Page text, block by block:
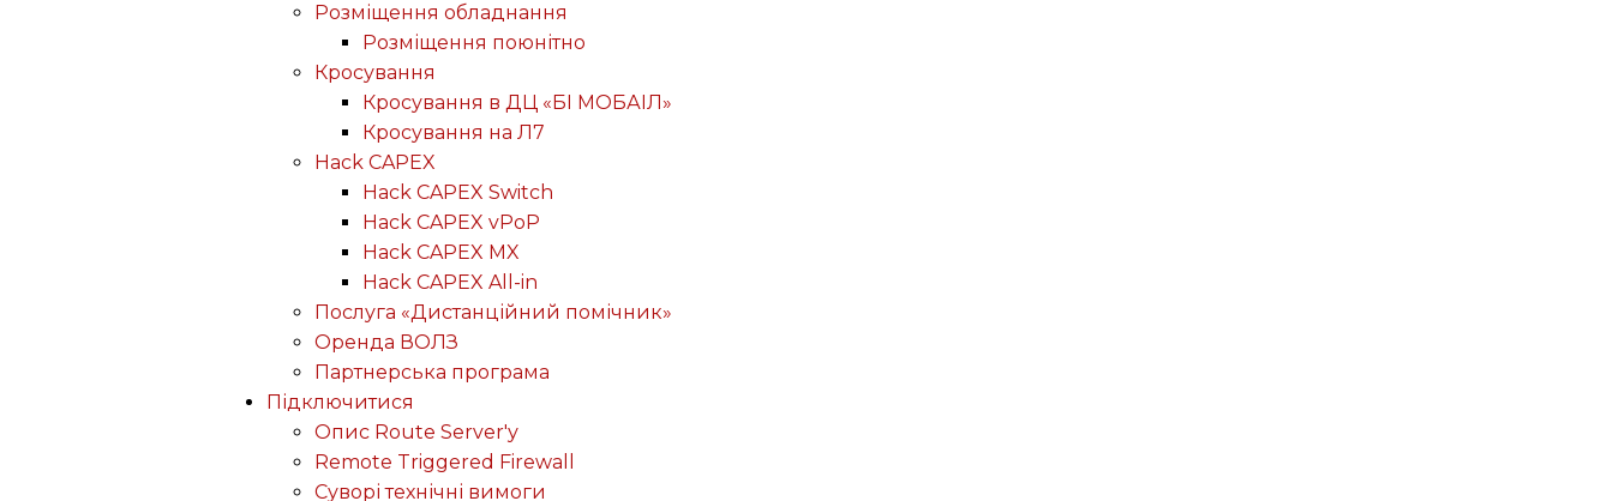
Розміщення обладнання
Розміщення поюнітно
Кросування
Кросування в ДЦ «БІ МОБАІЛ»
Кросування на Л7
Hack CAPEX
Hack CAPEX Switch
Hack CAPEX vPoP
Hack CAPEX MX
Hack CAPEX All-in
Послуга «Дистанційний помічник»
Оренда ВОЛЗ
Партнерська програма
Підключитися
Опис Route Server'у
Remote Triggered Firewall
Суворі технічні вимоги